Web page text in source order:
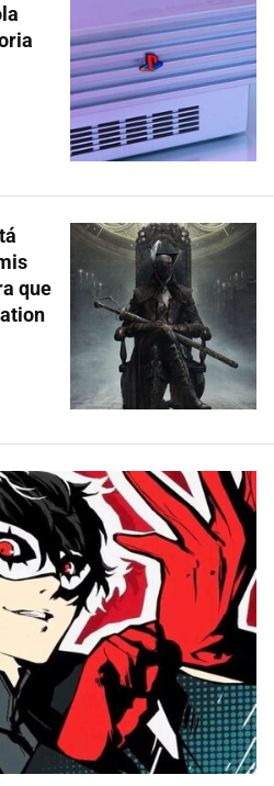
que